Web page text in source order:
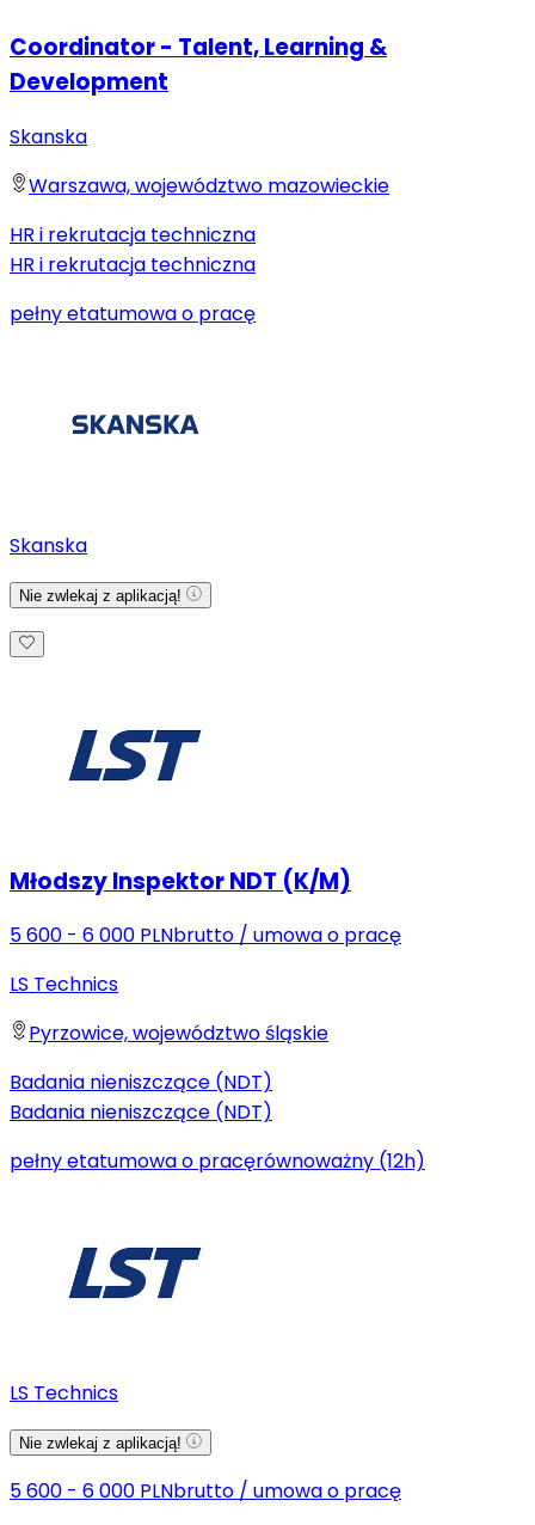
Coordinator - Talent, Learning &
Development
Skanska
Warszawa, województwo mazowieckie
HR i rekrutacja techniczna
HR i rekrutacja techniczna
pełny etatumowa o pracę
Skanska
Nie zwlekaj z aplikacją!
Młodszy Inspektor NDT (K/M)
5 600 - 6 000 PLNbrutto / umowa o pracę
LS Technics
Pyrzowice, województwo śląskie
Badania nieniszczące (NDT)
Badania nieniszczące (NDT)
pełny etatumowa o pracęrównoważny (12h)
LS Technics
Nie zwlekaj z aplikacją!
5 600 - 6 000 PLNbrutto / umowa o pracę